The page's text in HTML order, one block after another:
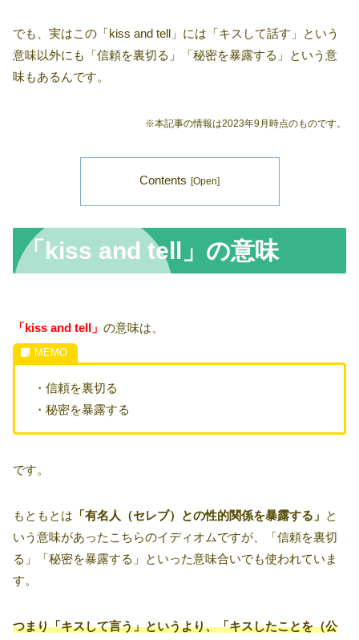
でも、実はこの「kiss and tell」には「キスして話す」という
意味以外にも「信頼を裏切る」「秘密を暴露する」という意
味もあるんです。
※本記事の情報は2023年9月時点のものです。
Contents
「kiss and tell」の意味
「kiss and tell」 の意味は、
・信頼を裏切る
・秘密を暴露する
です。
もともとは 「有名人（セレブ）との性的関係を暴露する」 と
いう意味があったこちらのイディオムですが、「信頼を裏切
る」「秘密を暴露する」といった意味合いでも使われていま
す。
つまり「キスして言う」というより、「キスしたことを（公